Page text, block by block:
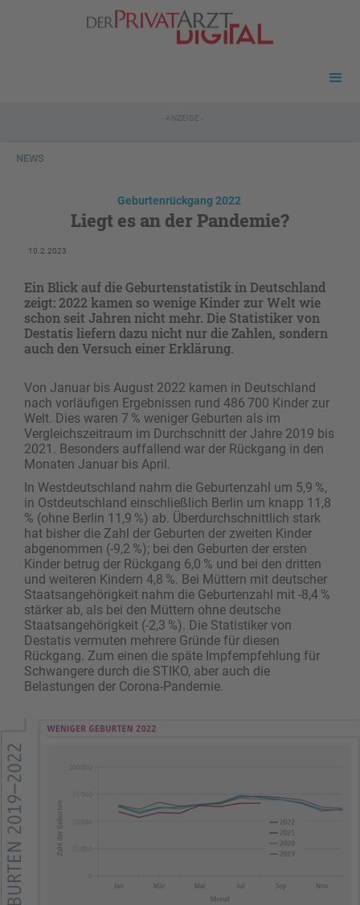
- ANZEIGE -
NEWS
Geburtenrückgang 2022
Liegt es an der Pandemie?
10.2.2023
Ein Blick auf die Geburtenstatistik in Deutschland
zeigt: 2022 kamen so wenige Kinder zur Welt wie
schon seit Jahren nicht mehr. Die Statistiker von
Destatis liefern dazu nicht nur die Zahlen, sondern
auch den Versuch einer Erklärung.
Von Januar bis August 2022 kamen in Deutschland
nach vorläufigen Ergebnissen rund 486 700 Kinder zur
Welt. Dies waren 7 % weniger Geburten als im
Vergleichszeitraum im Durchschnitt der Jahre 2019 bis
2021. Besonders auffallend war der Rückgang in den
Monaten Januar bis April.
In Westdeutschland nahm die Geburtenzahl um 5,9 %,
in Ostdeutschland einschließlich Berlin um knapp 11,8
% (ohne Berlin 11,9 %) ab. Überdurchschnittlich stark
hat bisher die Zahl der Geburten der zweiten Kinder
abgenommen (-9,2 %); bei den Geburten der ersten
Kinder betrug der Rückgang 6,0 % und bei den dritten
und weiteren Kindern 4,8 %. Bei Müttern mit deutscher
Staatsangehörigkeit nahm die Geburtenzahl mit -8,4 %
stärker ab, als bei den Müttern ohne deutsche
Staatsangehörigkeit (-2,3 %). Die Statistiker von
Destatis vermuten mehrere Gründe für diesen
Rückgang. Zum einen die späte Impfempfehlung für
Schwangere durch die STIKO, aber auch die
Belastungen der Corona-Pandemie.